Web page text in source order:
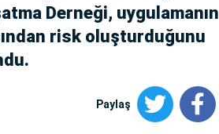
Derneği, uygulamanın
risk oluşturduğunu
Paylaş